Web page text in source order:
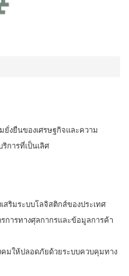
งยืนของเศรษฐกิจและความ
การที่เป็นเลิศ
สริมระบบโลจิสติกส์ของประเทศ
การทางศุลกากรและข้อมูลการค้า
มให้ปลอดภัยด้วยระบบควบคุมทาง